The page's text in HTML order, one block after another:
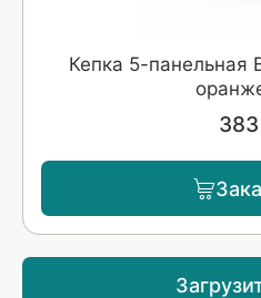
Кепка 5-панельная